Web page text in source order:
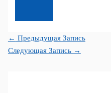
← Предыдущая Запись
Следующая Запись →